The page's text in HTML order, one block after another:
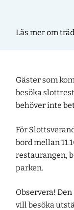
Läs mer om
Gäster som
besöka
behöver inte
För
bord mellan
restaurangen,
parken.
Observera!
vill besöka